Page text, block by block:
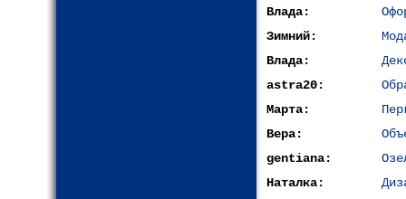
Влада:
Зимний:
Влада:
astra20:
Марта:
Вера:
gentiana:
Наталка: